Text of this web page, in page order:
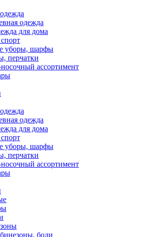
одежда
для дома
уборы, шарфы
перчатки
ассортимент
одежда
для дома
уборы, шарфы
перчатки
ассортимент
боди